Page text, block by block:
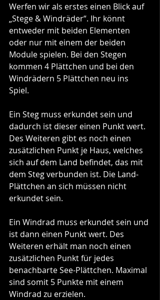
Werfen wir als erstes einen Blick auf
„Stege & Windräder“. Ihr könnt
entweder mit beiden Elementen
oder nur mit einem der beiden
Module spielen. Bei den Stegen
kommen 4 Plättchen und bei den
Windrädern 5 Plättchen neu ins
Spiel.
Ein Steg muss erkundet sein und
dadurch ist dieser einen Punkt wert.
Des Weiteren gibt es noch einen
zusätzlichen Punkt je Haus, welches
sich auf dem Land befindet, das mit
dem Steg verbunden ist. Die Land-
Plättchen an sich müssen nicht
erkundet sein.
Ein Windrad muss erkundet sein und
ist dann einen Punkt wert. Des
Weiteren erhält man noch einen
zusätzlichen Punkt für jedes
benachbarte See-Plättchen. Maximal
sind somit 5 Punkte mit einem
Windrad zu erzielen.